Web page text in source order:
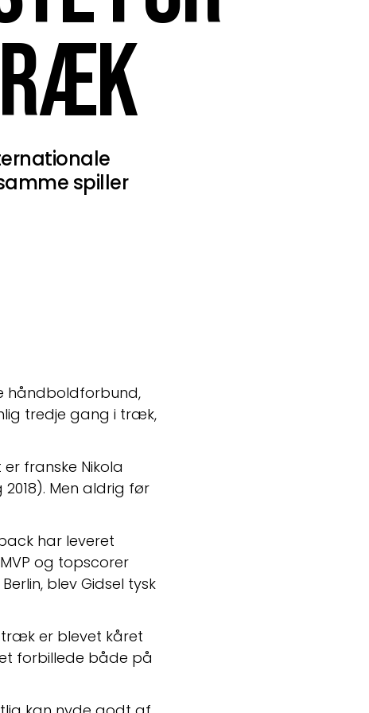
spiller
håndboldforbund,
tredje gang i træk,
franske Nikola
2018). Men aldrig før
har leveret
og topscorer
blev Gidsel tysk
træk er blevet kåret
forbillede både på